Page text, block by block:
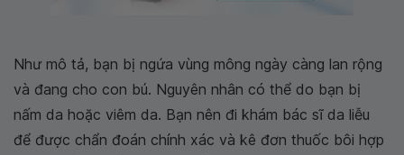
Như mô tả, bạn bị ngứa vùng mông ngày càng lan rộng
và đang cho con bú. Nguyên nhân có thể do bạn bị
nấm da hoặc viêm da. Bạn nên đi khám bác sĩ da liễu
để được chẩn đoán chính xác và kê đơn thuốc bôi hợp